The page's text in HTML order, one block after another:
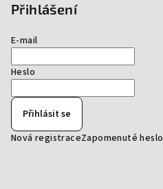
Přihlášení
E-mail
Heslo
Přihlásit se
Nová registraceZapomenuté heslo